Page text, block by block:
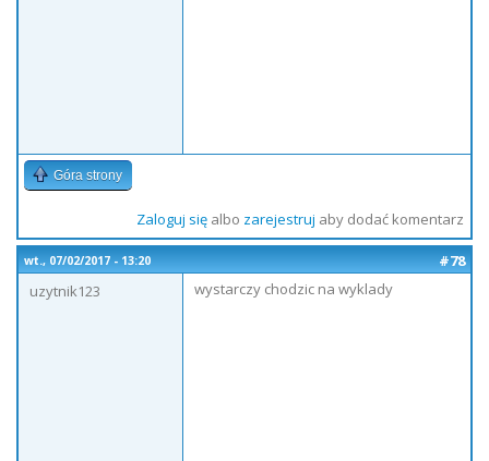
Góra strony
Zaloguj sięalbo zarejestruj aby dodać komentarz
wt., 07/02/2017 - 13:20
#78
uzytnik123
wystarczy chodzic na wyklady